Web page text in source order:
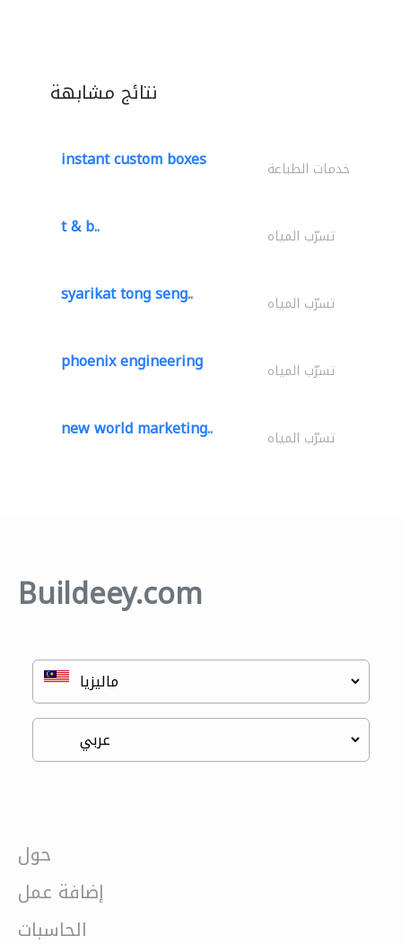
نتائج مشابهة
instant custom boxes خدمات الطباعة
t & b.. تسرّب المياه
syarikat tong seng.. تسرّب المياه
phoenix engineering تسرّب المياه
new world marketing.. تسرّب المياه
Buildeey.com
حول
إضافة عمل
الحاسبات